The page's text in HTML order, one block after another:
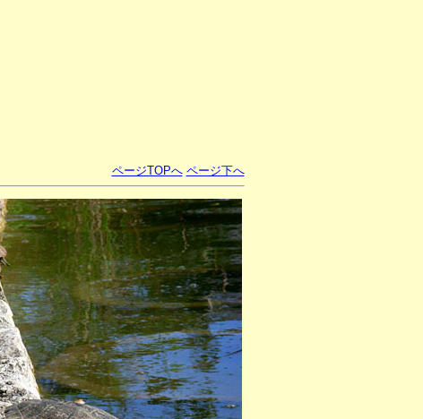
ページTOPへ ページ下へ